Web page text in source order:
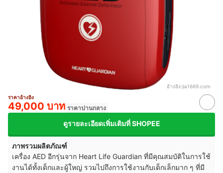
อ้างอิง:jia1669.com
ราคาอ้างอิง
49,000 บาท ราคาปานกลาง
ดูรายละเอียดเพิ่มเติมที่ SHOPEE
ภาพรวมผลิตภัณฑ์
เครื่อง AED อีกรุ่นจาก Heart Life Guardian ที่มีคุณสมบัติในการใช้
งานได้ทั้งเด็กและผู้ใหญ่ รวมไปถึงการใช้งานกับเด็กเล็กมาก ๆ ที่มี